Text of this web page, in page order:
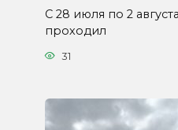
С 28 июля по 2
проходил
31